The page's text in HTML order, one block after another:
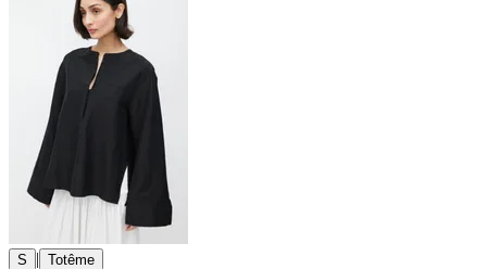
S | Totême